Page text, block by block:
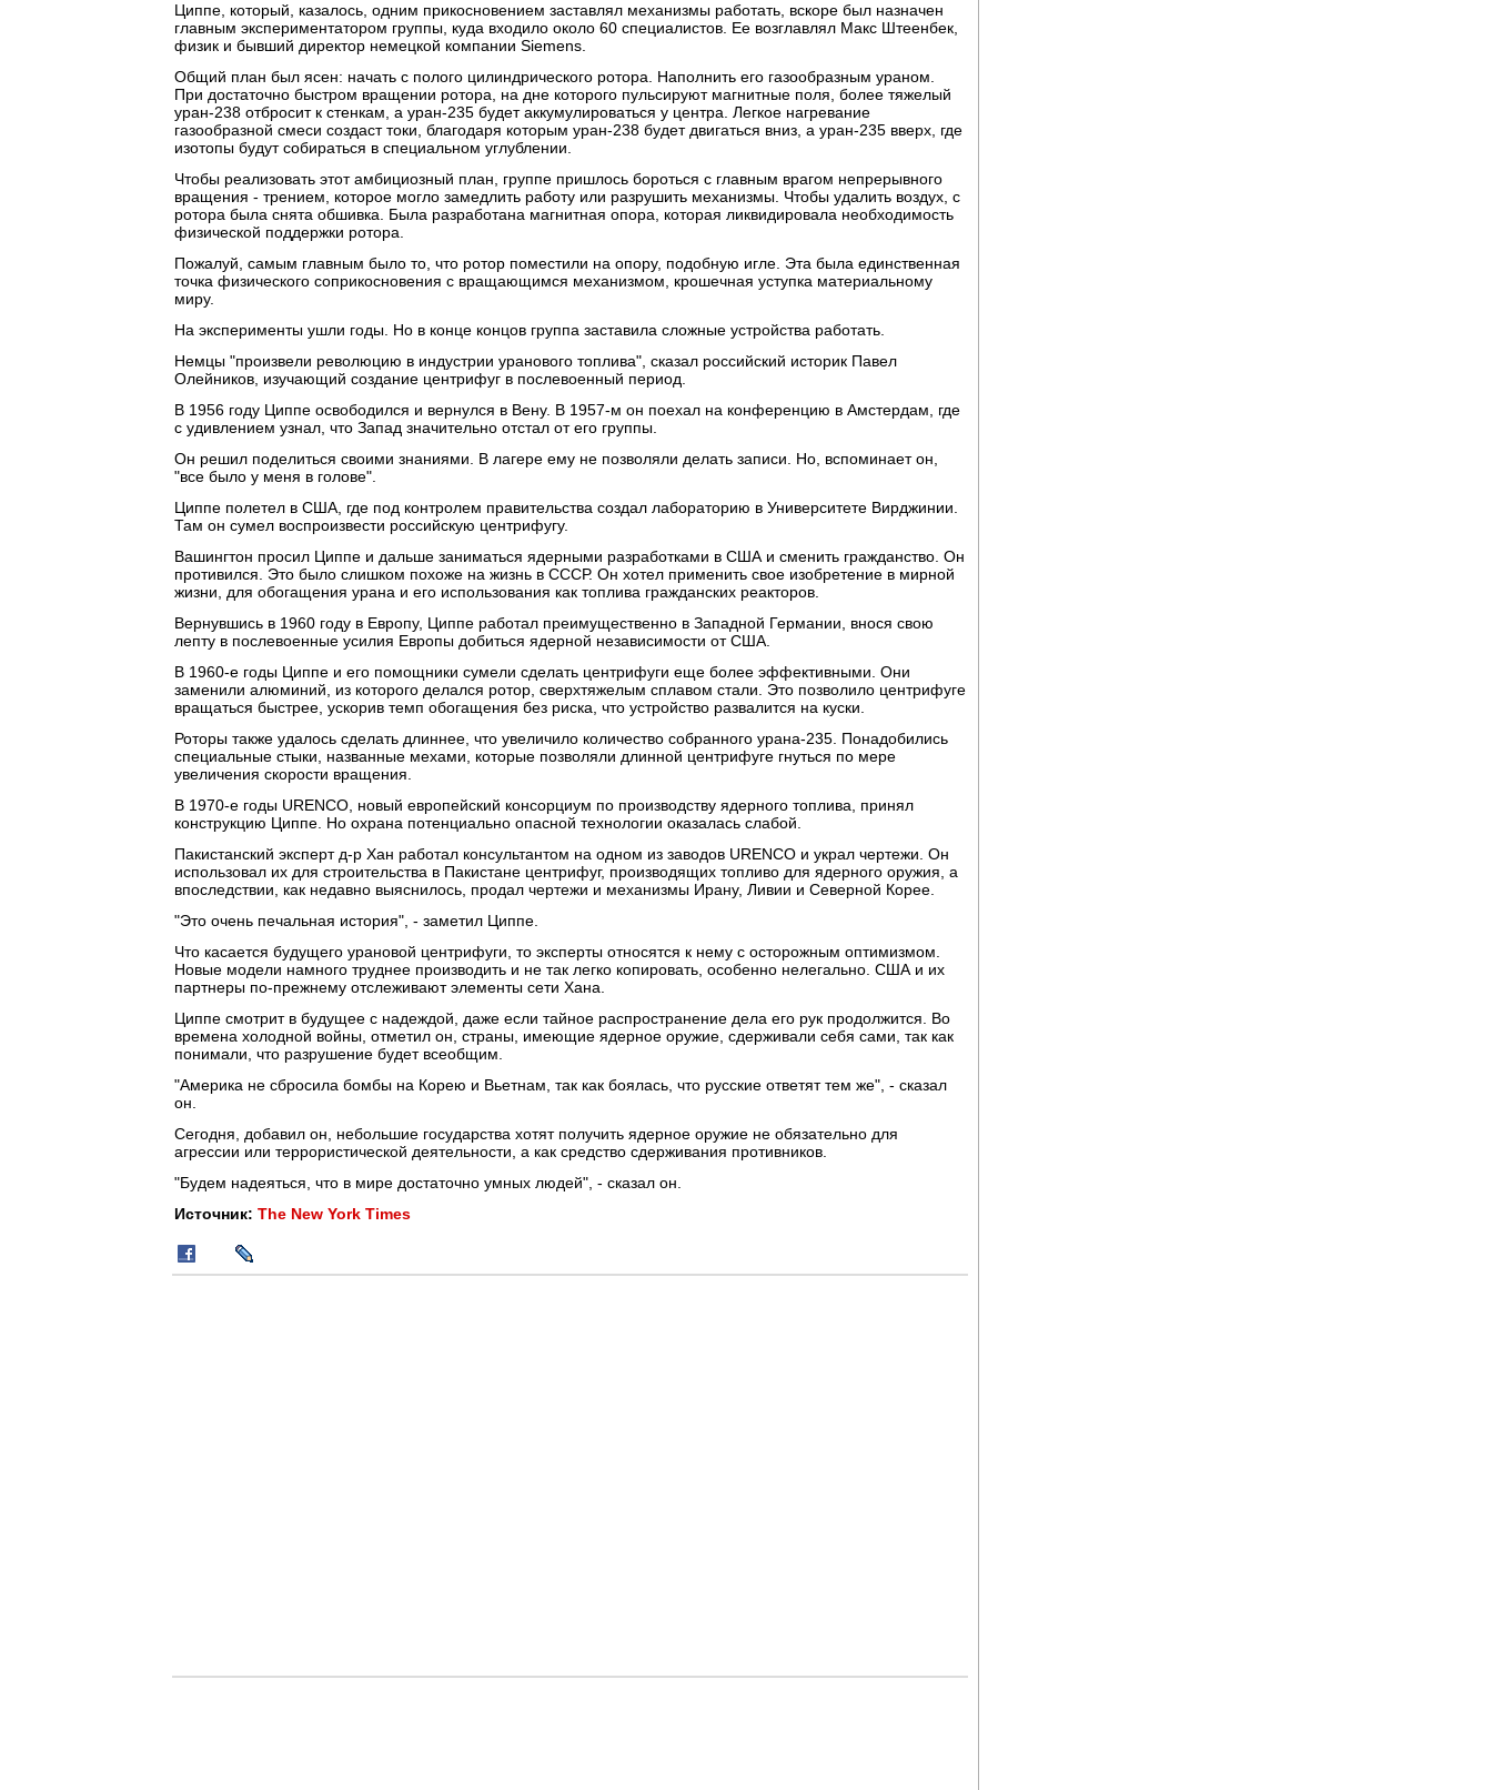
Циппе, который, казалось, одним прикосновением заставлял механизмы работать, вскоре был назначен
главным экспериментатором группы, куда входило около 60 специалистов. Ее возглавлял Макс Штеенбек,
физик и бывший директор немецкой компании Siemens.
Общий план был ясен: начать с полого цилиндрического ротора. Наполнить его газообразным ураном.
При достаточно быстром вращении ротора, на дне которого пульсируют магнитные поля, более тяжелый
уран-238 отбросит к стенкам, а уран-235 будет аккумулироваться у центра. Легкое нагревание
газообразной смеси создаст токи, благодаря которым уран-238 будет двигаться вниз, а уран-235 вверх, где
изотопы будут собираться в специальном углублении.
Чтобы реализовать этот амбициозный план, группе пришлось бороться с главным врагом непрерывного
вращения - трением, которое могло замедлить работу или разрушить механизмы. Чтобы удалить воздух, с
ротора была снята обшивка. Была разработана магнитная опора, которая ликвидировала необходимость
физической поддержки ротора.
Пожалуй, самым главным было то, что ротор поместили на опору, подобную игле. Эта была единственная
точка физического соприкосновения с вращающимся механизмом, крошечная уступка материальному
миру.
На эксперименты ушли годы. Но в конце концов группа заставила сложные устройства работать.
Немцы "произвели революцию в индустрии уранового топлива", сказал российский историк Павел
Олейников, изучающий создание центрифуг в послевоенный период.
В 1956 году Циппе освободился и вернулся в Вену. В 1957-м он поехал на конференцию в Амстердам, где
с удивлением узнал, что Запад значительно отстал от его группы.
Он решил поделиться своими знаниями. В лагере ему не позволяли делать записи. Но, вспоминает он,
"все было у меня в голове".
Циппе полетел в США, где под контролем правительства создал лабораторию в Университете Вирджинии.
Там он сумел воспроизвести российскую центрифугу.
Вашингтон просил Циппе и дальше заниматься ядерными разработками в США и сменить гражданство. Он
противился. Это было слишком похоже на жизнь в СССР. Он хотел применить свое изобретение в мирной
жизни, для обогащения урана и его использования как топлива гражданских реакторов.
Вернувшись в 1960 году в Европу, Циппе работал преимущественно в Западной Германии, внося свою
лепту в послевоенные усилия Европы добиться ядерной независимости от США.
В 1960-е годы Циппе и его помощники сумели сделать центрифуги еще более эффективными. Они
заменили алюминий, из которого делался ротор, сверхтяжелым сплавом стали. Это позволило центрифуге
вращаться быстрее, ускорив темп обогащения без риска, что устройство развалится на куски.
Роторы также удалось сделать длиннее, что увеличило количество собранного урана-235. Понадобились
специальные стыки, названные мехами, которые позволяли длинной центрифуге гнуться по мере
увеличения скорости вращения.
В 1970-е годы URENCO, новый европейский консорциум по производству ядерного топлива, принял
конструкцию Циппе. Но охрана потенциально опасной технологии оказалась слабой.
Пакистанский эксперт д-р Хан работал консультантом на одном из заводов URENCO и украл чертежи. Он
использовал их для строительства в Пакистане центрифуг, производящих топливо для ядерного оружия, а
впоследствии, как недавно выяснилось, продал чертежи и механизмы Ирану, Ливии и Северной Корее.
"Это очень печальная история", - заметил Циппе.
Что касается будущего урановой центрифуги, то эксперты относятся к нему с осторожным оптимизмом.
Новые модели намного труднее производить и не так легко копировать, особенно нелегально. США и их
партнеры по-прежнему отслеживают элементы сети Хана.
Циппе смотрит в будущее с надеждой, даже если тайное распространение дела его рук продолжится. Во
времена холодной войны, отметил он, страны, имеющие ядерное оружие, сдерживали себя сами, так как
понимали, что разрушение будет всеобщим.
"Америка не сбросила бомбы на Корею и Вьетнам, так как боялась, что русские ответят тем же", - сказал
он.
Сегодня, добавил он, небольшие государства хотят получить ядерное оружие не обязательно для
агрессии или террористической деятельности, а как средство сдерживания противников.
"Будем надеяться, что в мире достаточно умных людей", - сказал он.
Источник: The New York Times